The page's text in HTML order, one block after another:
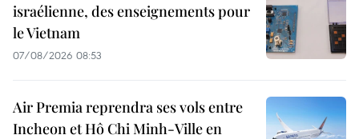
israélienne, des enseignements pour
le Vietnam
07/08/2026 08:53
Air Premia reprendra ses vols entre
Incheon et Hô Chi Minh-Ville en